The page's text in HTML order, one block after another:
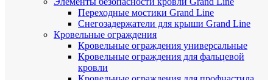
Переходные мостики Grand Line
Снегозадержатели для крыши Grand Line
Кровельные ограждения
Кровельные ограждения универсальные
Кровельные ограждения для фальцевой
кровли